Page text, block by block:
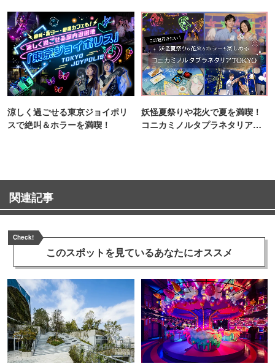
涼しく過ごせる東京ジョイポリ
スで絶叫＆ホラーを満喫！
妖怪夏祭りや花火で夏を満喫！
コニカミノルタプラネタリア
関連記事
Check!
このスポットを見ているあなたにオススメ